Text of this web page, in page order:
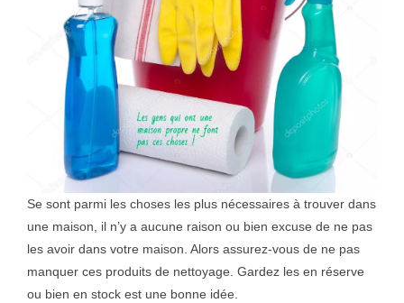
Se sont parmi les choses les plus nécessaires à trouver dans
une maison, il n’y a aucune raison ou bien excuse de ne pas
les avoir dans votre maison. Alors assurez-vous de ne pas
manquer ces produits de nettoyage. Gardez les en réserve
ou bien en stock est une bonne idée.